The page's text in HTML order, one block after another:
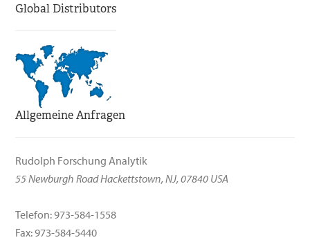
Global Distributors
Allgemeine Anfragen
Rudolph Forschung Analytik
55 Newburgh Road Hackettstown, NJ, 07840 USA
Telefon: 973-584-1558
Fax: 973-584-5440